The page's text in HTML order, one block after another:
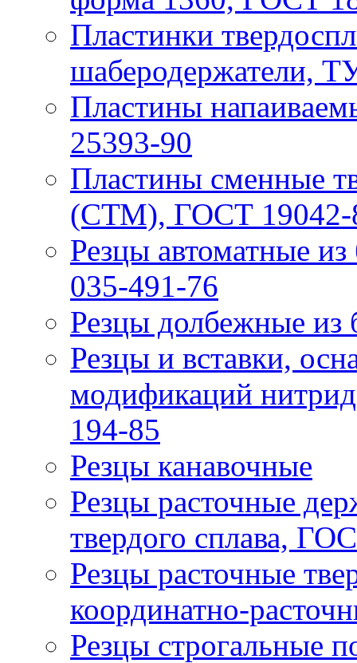
Пластинки
шаберодержатели,
Пластины
25393-90
Пластины сменные
(СТМ), ГОСТ 19042-
Резцы автоматные
035-491-76
Резцы долбежные
Резцы и вставки,
модификаций
194-85
Резцы канавочные
Резцы расточные
твердого сплава,
Резцы расточные
координатно-
Резцы строгальные